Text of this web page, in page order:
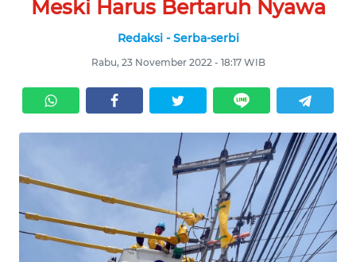
Meski Harus Bertaruh Nyawa
Redaksi - Serba-serbi
Rabu, 23 November 2022 - 18:17 WIB
SERBI
TOKOH
INDEKS
KONTAK